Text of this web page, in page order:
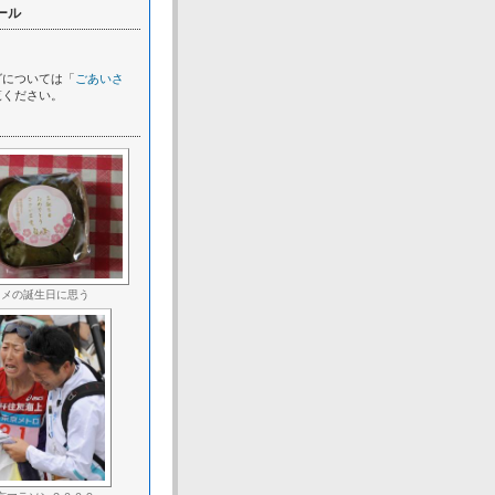
ル
ついては「 ごあいさ
ださい。
の誕生日に思う